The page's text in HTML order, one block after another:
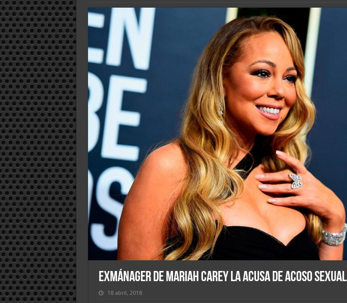
Exmánager de Mariah Carey la acusa de acoso sexual
18 abril, 2018